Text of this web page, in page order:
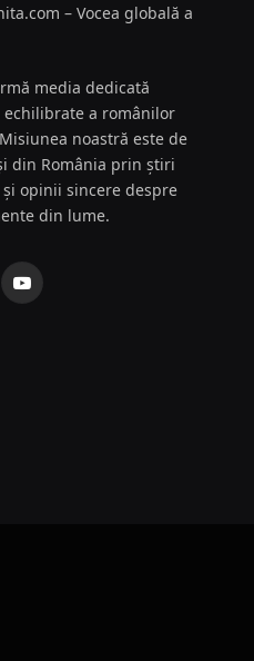
– Vocea globală a
media dedicată
a românilor
noastră este de
din România prin știri
opinii sincere despre
din lume.
YouTube